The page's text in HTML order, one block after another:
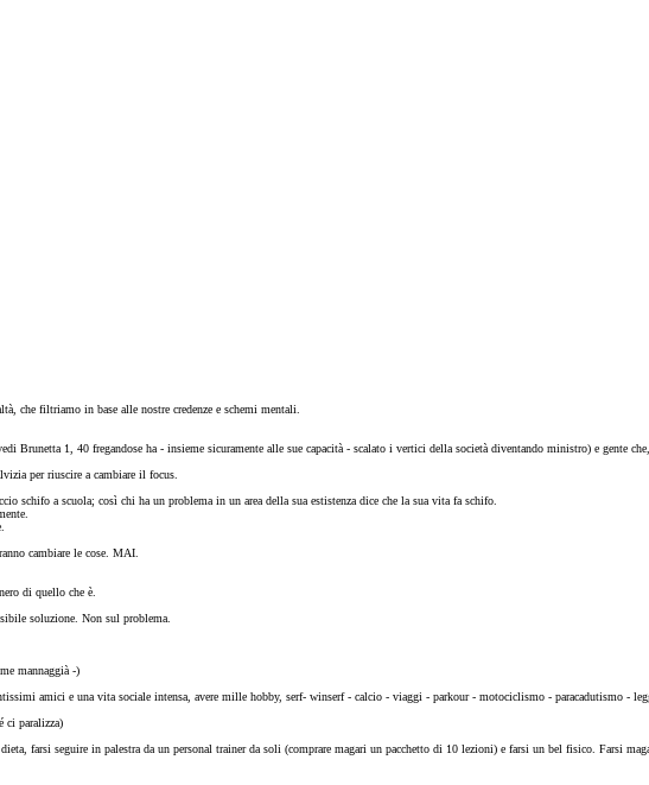
che filtriamo in base alle nostre credenze e schemi mentali.
Brunetta 1, 40 fregandose ha - insieme sicuramente alle sue capacità - scalato i vertici della società diventando ministro) e gente
per riuscire a cambiare il focus.
schifo a scuola; così chi ha un problema in un area della sua estistenza dice che la sua vita fa schifo.
cambiare le cose. MAI.
di quello che è.
soluzione. Non sul problema.
mannaggià -)
amici e una vita sociale intensa, avere mille hobby, serf- winserf - calcio - viaggi - parkour - motociclismo - paracadutismo -
ci paralizza)
farsi seguire in palestra da un personal trainer da soli (comprare magari un pacchetto di 10 lezioni) e farsi un bel fisico. Farsi